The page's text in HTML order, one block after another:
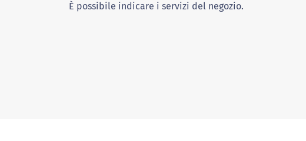
È possibile indicare i servizi del negozio.